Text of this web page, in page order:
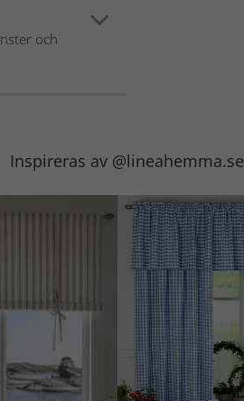
och
Inspireras av @lineahemma.se